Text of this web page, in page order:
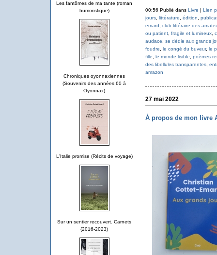
Les fantômes de ma tante (roman
humoristique)
Chroniques oyonnaxiennes
(Souvenirs des années 60 à
Oyonnax)
L'Italie promise (Récits de voyage)
Sur un sentier recouvert. Carnets
(2016-2023)
00:56 Publié dans Livre | Lien
jours, littérature édition
emard
club littéraire des
ou patient, fragile et lumineux,
audace
se dédie aux grands
foudre
le congé du buveur, le
fille
le monde lisible
poèmes
des libellules transparentes,
amazon
27 mai 2022
À propos de mon livre